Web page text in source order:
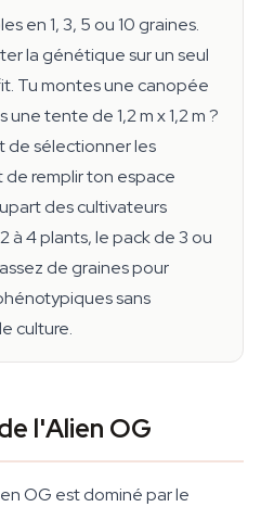
en 1, 3, 5 ou 10 graines.
la génétique sur un seul
Tu montes une canopée
une tente de 1,2 m x 1,2 m ?
de sélectionner les
remplir ton espace
des cultivateurs
à 4 plants, le pack de 3 ou
de graines pour
sans
culture.
l'Alien OG
OG est dominé par le